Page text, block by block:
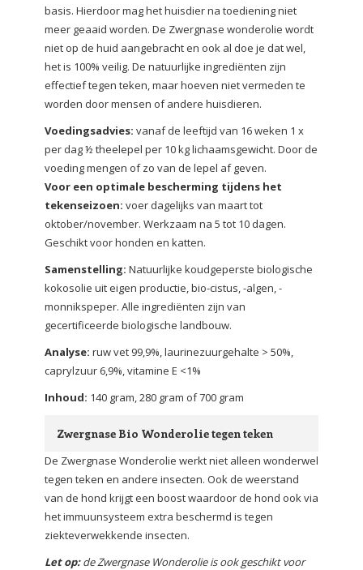
basis. Hierdoor mag het huisdier na toediening niet
meer geaaid worden. De Zwergnase wonderolie wordt
niet op de huid aangebracht en ook al doe je dat wel,
het is 100% veilig. De natuurlijke ingrediënten zijn
effectief tegen teken, maar hoeven niet vermeden te
worden door mensen of andere huisdieren.
Voedingsadvies: vanaf de leeftijd van 16 weken 1 x
per dag ½ theelepel per 10 kg lichaamsgewicht. Door de
voeding mengen of zo van de lepel af geven.
Voor een optimale bescherming tijdens het
tekenseizoen: voer dagelijks van maart tot
oktober/november. Werkzaam na 5 tot 10 dagen.
Geschikt voor honden en katten.
Samenstelling: Natuurlijke koudgeperste biologische
kokosolie uit eigen productie, bio-cistus, -algen, -
monnikspeper. Alle ingrediënten zijn van
gecertificeerde biologische landbouw.
Analyse: ruw vet 99,9%, laurinezuurgehalte > 50%,
caprylzuur 6,9%, vitamine E <1%
Inhoud: 140 gram, 280 gram of 700 gram
Zwergnase Bio Wonderolie tegen teken
De Zwergnase Wonderolie werkt niet alleen wonderwel
tegen teken en andere insecten. Ook de weerstand
van de hond krijgt een boost waardoor de hond ook via
het immuunsysteem extra beschermd is tegen
ziekteverwekkende insecten.
Let op:de Zwergnase Wonderolie is ook geschikt voor